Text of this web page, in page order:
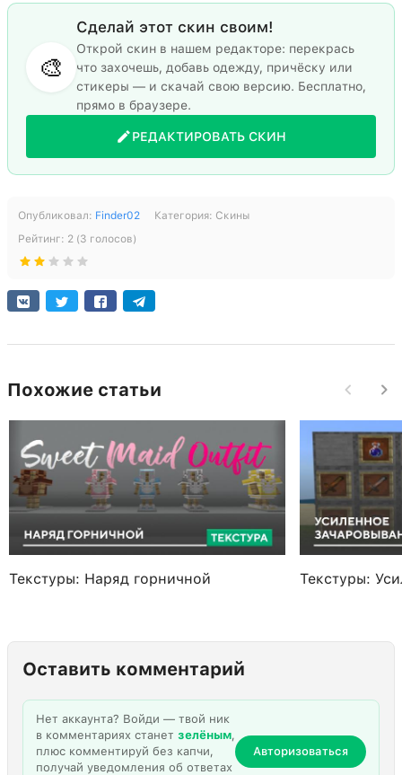
🎨
Сделай этот скин своим!
Открой скин в нашем редакторе: перекрась
что захочешь, добавь одежду, причёску или
стикеры — и скачай свою версию. Бесплатно,
прямо в браузере.
РЕДАКТИРОВАТЬ СКИН
Опубликовал: Finder02 Категория: Скины
Рейтинг: 2 (3 голосов)
Похожие статьи
Текстуры: Наряд горничной Текстуры:
Оставить комментарий
Нет аккаунта? Войди — твой ник
в комментариях станет зелёным,
плюс комментируй без капчи,
получай уведомления об ответах
Авторизоваться